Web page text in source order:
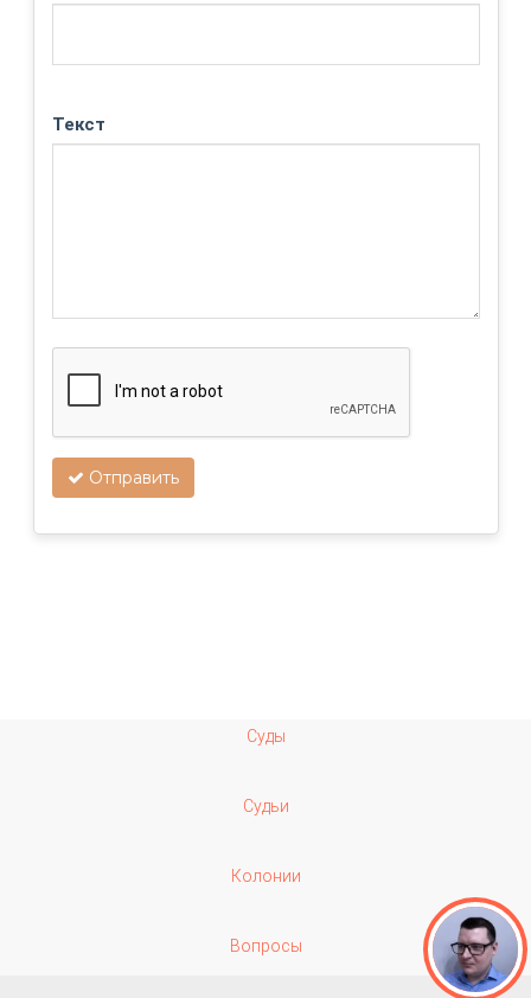
Текст
Отправить
Суды
Судьи
Колонии
Вопросы